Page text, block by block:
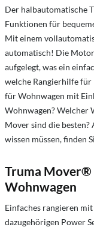
Der halbautomatische
Funktionen für
Mit einem
automatisch! Die
aufgelegt, was ein
welche Rangierhilfe für
für Wohnwagen mit
Wohnwagen?Welcher
Mover sind die besten?
wissen müssen, finden
Truma Mover®
Wohnwagen
Einfaches rangieren
dazugehörigen Power